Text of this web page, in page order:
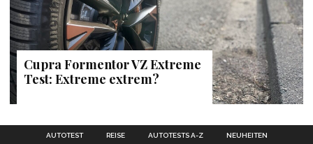
Cupra Formentor VZ Extreme
Test: Extreme extrem?
AUTOTEST REISE AUTOTESTS A-Z NEUHEITEN